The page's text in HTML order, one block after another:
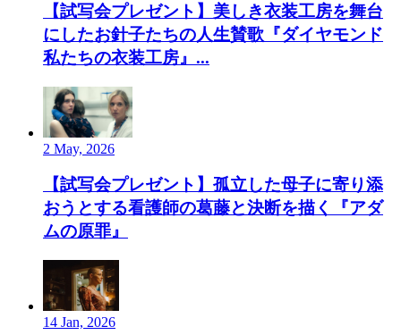
【試写会プレゼント】美しき衣装工房を舞台
にしたお針子たちの人生賛歌『ダイヤモンド
私たちの衣装工房』...
2 May, 2026
【試写会プレゼント】孤立した母子に寄り添
おうとする看護師の葛藤と決断を描く『アダ
ムの原罪』
14 Jan, 2026